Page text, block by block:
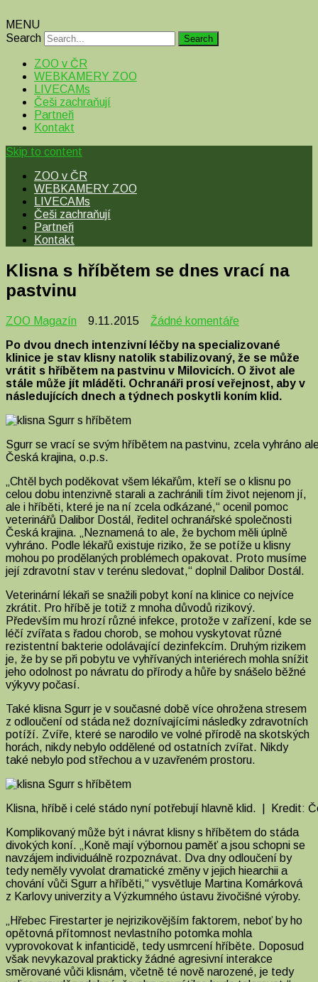
MENU
Search
ZOO v ČR
WEBKAMERY ZOO
LIVECAMs
Češi zachraňují
Partneři
Kontakt
Skip to content
ZOO v ČR
WEBKAMERY ZOO
LIVECAMs
Češi zachraňují
Partneři
Kontakt
Klisna s hříbětem se dnes vrací na
pastvinu
ZOO Magazín 9.11.2015 Žádné komentáře
s
názvem
Klisna
s
hříbětem
na
Po dvou dnech intenzivní léčby na specializované
klinice je stav klisny natolik stabilizovaný, že se může
vrátit s hříbětem na pastvinu v Milovicích. O život ale
stále může jít mláděti. Ochranáři prosí veřejnost, aby v
následujících dnech a týdnech poskytli koním klid.
Sgurr se vrací se svým hříbětem na pastvinu, zcela vyhráno
Česká krajina, o.p.s.
„Chtěl bych poděkovat všem lékařům, kteří se o klisnu po
celou dobu intenzivně starali a zachránili tím život nejenom jí,
ale i hříběti, které je na ní zcela odkázané,“ ocenil pomoc
veterinářů Dalibor Dostál, ředitel ochranářské společnosti
Česká krajina. „Neznamená to ale, že bychom měli úplně
vyhráno. Podle lékařů existuje riziko, že se potíže u klisny
mohou po prodělaných problémech opakovat. Proto musíme
její zdravotní stav v terénu sledovat,“ doplnil Dalibor Dostál.
Veterinární lékaři se snažili pobyt koní na klinice co nejvíce
zkrátit. Pro hříbě je totiž z mnoha důvodů rizikový.
Především mu hrozí různé infekce, protože v zařízení, kde se
léčí zvířata s řadou chorob, se mohou vyskytovat různé
rezistentní bakterie odolávající dezinfekcím. Druhým rizikem
je, že by se při pobytu ve vyhřívaných interiérech mohla snížit
jeho odolnost po návratu do přírody a hůře by snášelo běžné
výkyvy počasí.
Také klisna Sgurr je v současné době více ohrožena stresem
z odloučení od stáda než doznívajícími následky zdravotních
potíží. Zvíře, které se narodilo ve volné přírodě na skotských
horách, nikdy nebylo oddělené od ostatních zvířat. Nikdy
také nebylo pod střechou a v uzavřeném prostoru.
Klisna, hříbě i celé stádo nyní potřebují hlavně klid. | Kredit:
Komplikovaný může být i návrat klisny s hříbětem do stáda
divokých koní. „Koně mají výbornou paměť a jsou schopni se
navzájem individuálně rozpoznávat. Dva dny odloučení by
tedy neměly vyvolat dramatické změny v jejich hiearchii a
chování vůči Sgurr a hříběti,“ vysvětluje Martina Komárková
z Karlovy univerzity a Výzkumného ústavu živočišné výroby.
„Hřebec Firestarter je nejrizikovějším faktorem, neboť by ho
opětovná přítomnost nevlastního potomka mohla
vyprovokovat k infanticidě, tedy usmrcení hříběte. Doposud
však nevykazoval prakticky žádné agresivní interakce
směrované vůči klisnám, včetně té nově narozené, je tedy